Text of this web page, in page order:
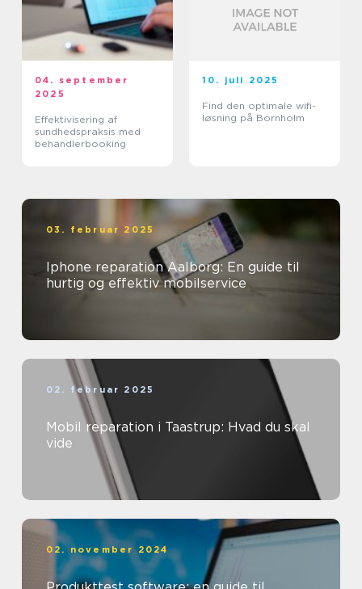
04. september
2025
Effektivisering af
sundhedspraksis med
behandlerbooking
10. juli 2025
Find den optimale wifi-
løsning på Bornholm
03. februar 2025
Iphone reparation Aalborg: En guide til
hurtig og effektiv mobilservice
02. februar 2025
Mobil reparation i Taastrup: Hvad du skal
vide
02. november 2024